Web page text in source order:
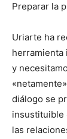
Preparar la
Uriarte ha
herramienta
y
diálogo se
insustituible
las